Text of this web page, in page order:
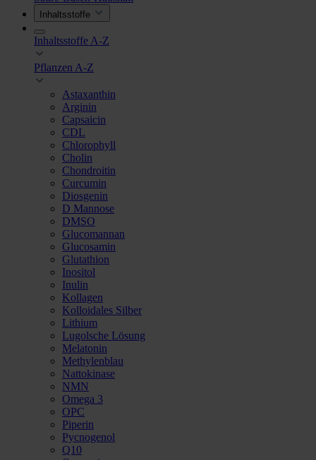
Inhaltsstoffe
Inhaltsstoffe A-Z
Pflanzen A-Z
Astaxanthin
Arginin
Capsaicin
CDL
Chlorophyll
Cholin
Chondroitin
Curcumin
Diosgenin
D Mannose
DMSO
Glucomannan
Glucosamin
Glutathion
Inositol
Inulin
Kollagen
Kolloidales Silber
Lithium
Lugolsche Lösung
Melatonin
Methylenblau
Nattokinase
NMN
Omega 3
OPC
Piperin
Pycnogenol
Q10